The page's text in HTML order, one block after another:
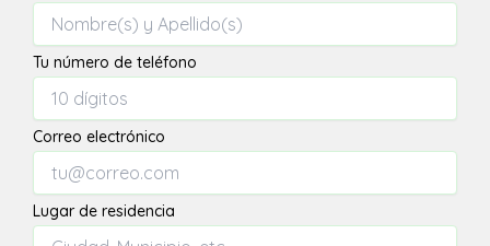
Tu número de teléfono
Correo electrónico
Lugar de residencia